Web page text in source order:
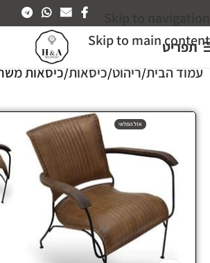
Skip to main content
תפריט
עמוד הבית ריהוט כיסאות כיסאות
אזל המלאי